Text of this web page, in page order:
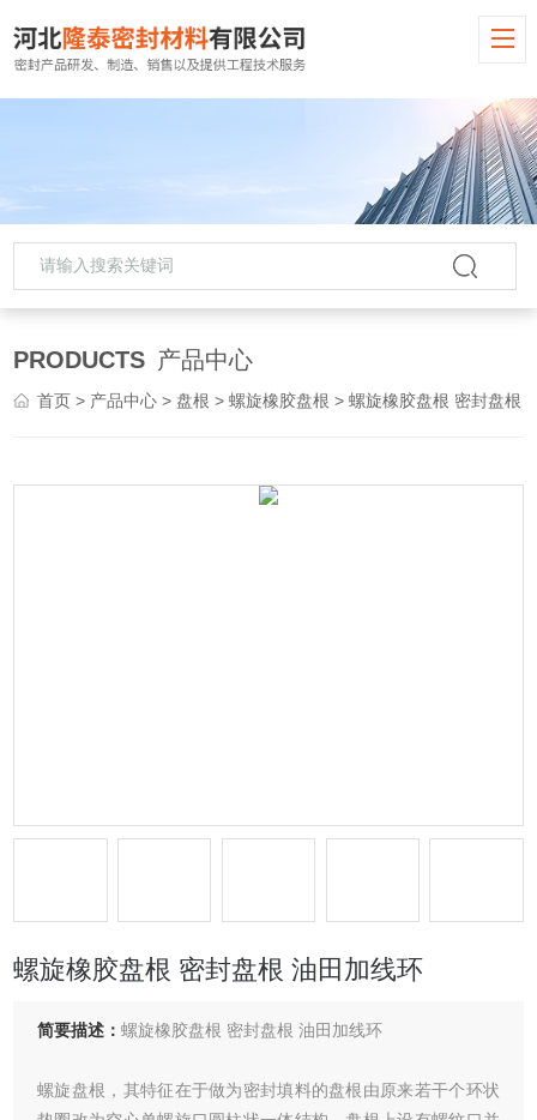
PRODUCTS 产品中心
首页 > 产品中心 > 盘根 >螺旋橡胶盘根 > 螺旋橡胶盘根 密封盘根 油田加线环
螺旋橡胶盘根 密封盘根 油田加线环
简要描述：螺旋橡胶盘根 密封盘根 油田加线环
螺旋盘根，其特征在于做为密封填料的盘根由原来若干个环状